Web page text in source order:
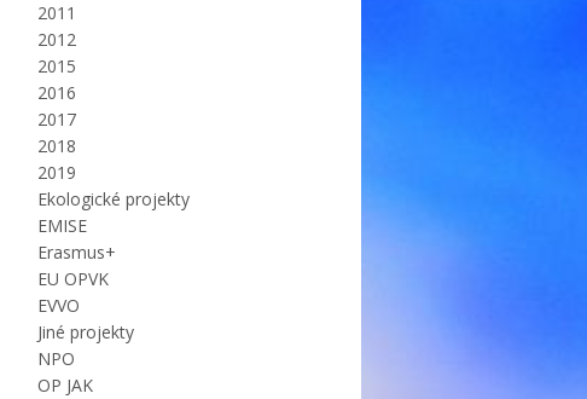
2011
2012
2015
2016
2017
2018
2019
Ekologické projekty
EMISE
Erasmus+
EU OPVK
EVVO
Jiné projekty
NPO
OP JAK